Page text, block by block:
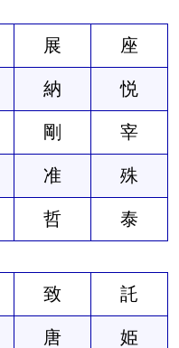
展 座
納 悦
剛 宰
准 殊
哲 泰
致 託
唐 姫